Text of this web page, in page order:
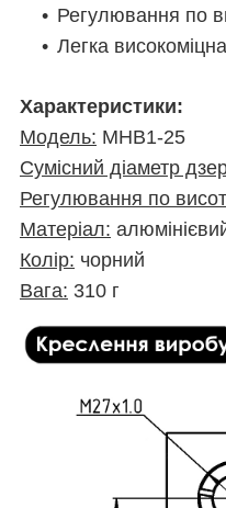
Регулювання по
Легка
Характеристики:
Модель: MHB1-25
Сумісний діаметр
Регулювання по
Матеріал:
Колір: чорний
Вага: 310 г